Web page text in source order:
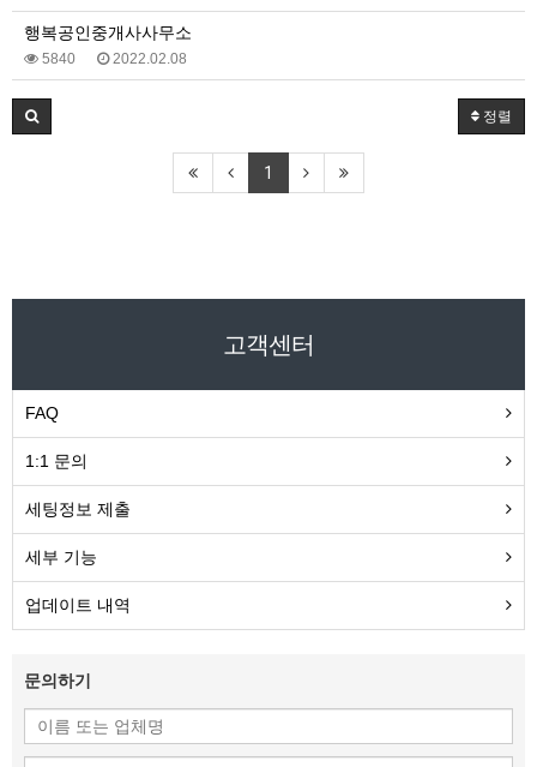
행복공인중개사사무소
5840 2022.02.08
정렬
1
고객센터
FAQ
1:1 문의
세팅정보 제출
세부 기능
업데이트 내역
문의하기